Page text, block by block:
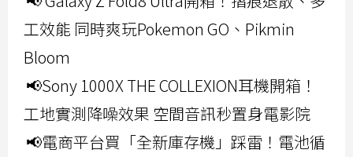
工效能 同時爽玩Pokemon GO、Pikmin
Bloom
📢Sony 1000X THE COLLEXION耳機開箱！
工地實測降噪效果 空間音訊秒置身電影院
📢電商平台買「全新庫存機」踩雷！電池循